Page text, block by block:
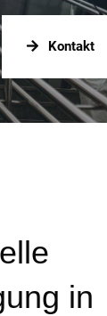
Kontakt
in